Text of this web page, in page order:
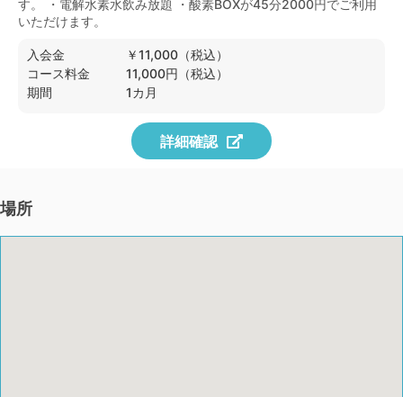
す。 ・電解水素水飲み放題 ・酸素BOXが45分2000円でご利用
いただけます。
入会金
￥11,000（税込）
コース料金
11,000円（税込）
期間
1カ月
詳細確認
場所